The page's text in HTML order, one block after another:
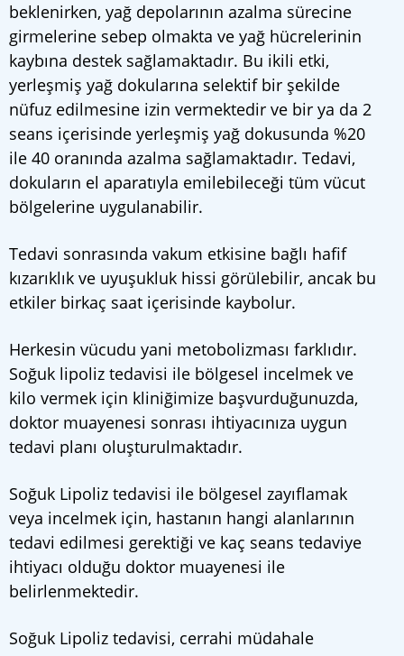
beklenirken, yağ depolarının azalma sürecine
girmelerine sebep olmakta ve yağ hücrelerinin
kaybına destek sağlamaktadır. Bu ikili etki,
yerleşmiş yağ dokularına selektif bir şekilde
nüfuz edilmesine izin vermektedir ve bir ya da 2
seans içerisinde yerleşmiş yağ dokusunda %20
ile 40 oranında azalma sağlamaktadır. Tedavi,
dokuların el aparatıyla emilebileceği tüm vücut
bölgelerine uygulanabilir.
Tedavi sonrasında vakum etkisine bağlı hafif
kızarıklık ve uyuşukluk hissi görülebilir, ancak bu
etkiler birkaç saat içerisinde kaybolur.
Herkesin vücudu yani metobolizması farklıdır.
Soğuk lipoliz tedavisi ile bölgesel incelmek ve
kilo vermek için kliniğimize başvurduğunuzda,
doktor muayenesi sonrası ihtiyacınıza uygun
tedavi planı oluşturulmaktadır.
Soğuk Lipoliz tedavisi ile bölgesel zayıflamak
veya incelmek için, hastanın hangi alanlarının
tedavi edilmesi gerektiği ve kaç seans tedaviye
ihtiyacı olduğu doktor muayenesi ile
belirlenmektedir.
Soğuk Lipoliz tedavisi, cerrahi müdahale